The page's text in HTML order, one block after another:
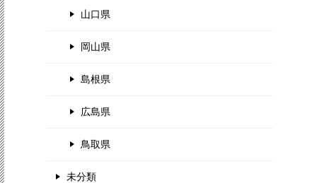
山口県
岡山県
島根県
広島県
鳥取県
未分類